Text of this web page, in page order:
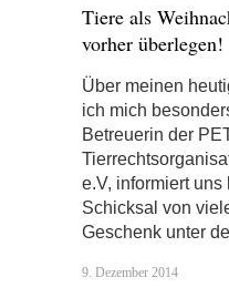
Tiere als
vorher überlegen!
Über meinen
ich mich
Betreuerin der
e.V, informiert uns
Schicksal von
Geschenk unter
9. Dezember 2014